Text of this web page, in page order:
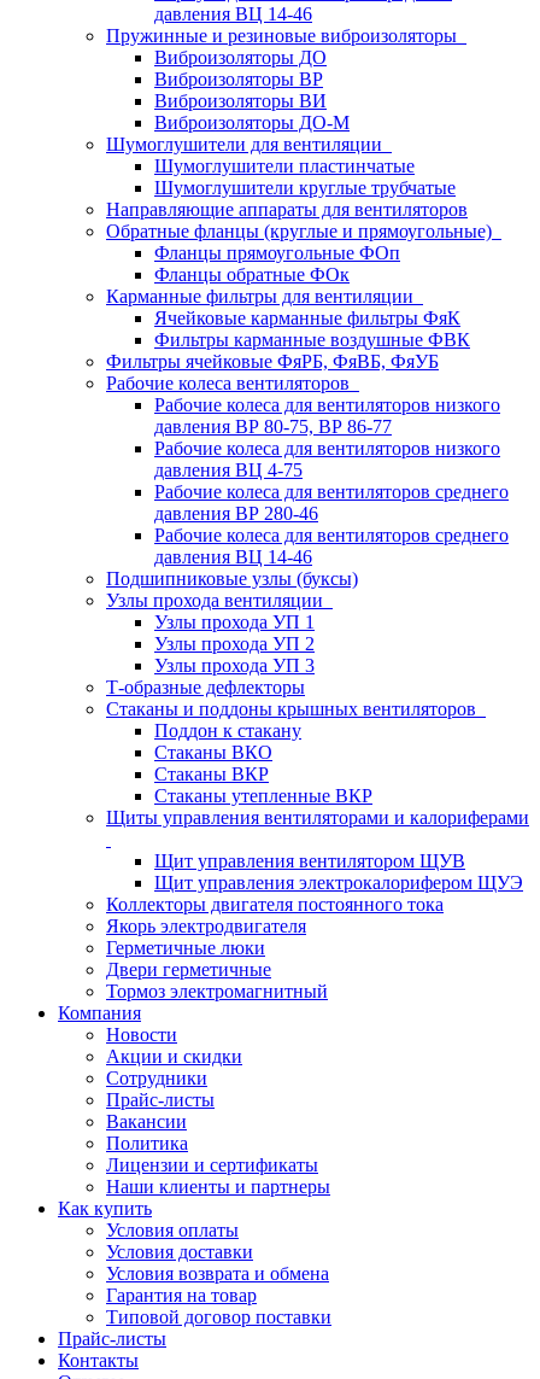
давления ВЦ 14-46
Пружинные и резиновые виброизоляторы
Виброизоляторы ДО
Виброизоляторы ВР
Виброизоляторы ВИ
Виброизоляторы ДО-М
Шумоглушители для вентиляции
Шумоглушители пластинчатые
Шумоглушители круглые трубчатые
Направляющие аппараты для вентиляторов
Обратные фланцы (круглые и прямоугольные)
Фланцы прямоугольные ФОп
Фланцы обратные ФОк
Карманные фильтры для вентиляции
Ячейковые карманные фильтры ФяК
Фильтры карманные воздушные ФВК
Фильтры ячейковые ФяРБ, ФяВБ, ФяУБ
Рабочие колеса вентиляторов
Рабочие колеса для вентиляторов низкого
давления ВР 80-75, ВР 86-77
Рабочие колеса для вентиляторов низкого
давления ВЦ 4-75
Рабочие колеса для вентиляторов среднего
давления ВР 280-46
Рабочие колеса для вентиляторов среднего
давления ВЦ 14-46
Подшипниковые узлы (буксы)
Узлы прохода вентиляции
Узлы прохода УП 1
Узлы прохода УП 2
Узлы прохода УП 3
Т-образные дефлекторы
Стаканы и поддоны крышных вентиляторов
Поддон к стакану
Стаканы ВКО
Стаканы ВКР
Стаканы утепленные ВКР
Щиты управления вентиляторами и калориферами
Щит управления вентилятором ЩУВ
Щит управления электрокалорифером ЩУЭ
Коллекторы двигателя постоянного тока
Якорь электродвигателя
Герметичные люки
Двери герметичные
Тормоз электромагнитный
Компания
Новости
Акции и скидки
Сотрудники
Прайс-листы
Вакансии
Политика
Лицензии и сертификаты
Наши клиенты и партнеры
Как купить
Условия оплаты
Условия доставки
Условия возврата и обмена
Гарантия на товар
Типовой договор поставки
Прайс-листы
Контакты